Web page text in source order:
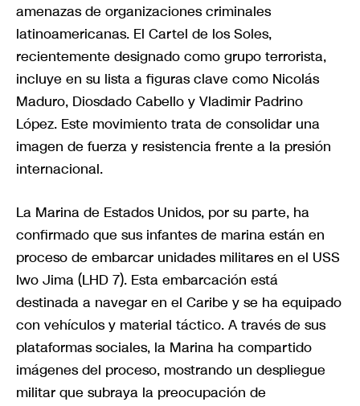
amenazas de organizaciones criminales
latinoamericanas. El Cartel de los Soles,
recientemente designado como grupo terrorista,
incluye en su lista a figuras clave como Nicolás
Maduro, Diosdado Cabello y Vladimir Padrino
López. Este movimiento trata de consolidar una
imagen de fuerza y resistencia frente a la presión
internacional.
La Marina de Estados Unidos, por su parte, ha
confirmado que sus infantes de marina están en
proceso de embarcar unidades militares en el USS
Iwo Jima (LHD 7). Esta embarcación está
destinada a navegar en el Caribe y se ha equipado
con vehículos y material táctico. A través de sus
plataformas sociales, la Marina ha compartido
imágenes del proceso, mostrando un despliegue
militar que subraya la preocupación de